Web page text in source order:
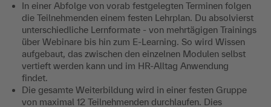
In einer Abfolge von vorab festgelegten Terminen folgen
die Teilnehmenden einem festen Lehrplan. Du absolvierst
unterschiedliche Lernformate - von mehrtägigen Trainings
über Webinare bis hin zum E-Learning. So wird Wissen
aufgebaut, das zwischen den einzelnen Modulen selbst
vertieft werden kann und im HR-Alltag Anwendung
findet.
Die gesamte Weiterbildung wird in einer festen Gruppe
von maximal 12 Teilnehmenden durchlaufen. Dies